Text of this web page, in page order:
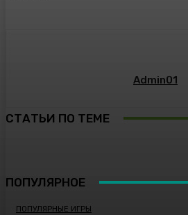
Admin01
СТАТЬИ ПО ТЕМЕ
ПОПУЛЯРНОЕ
ПОПУЛЯРНЫЕ ИГРЫ